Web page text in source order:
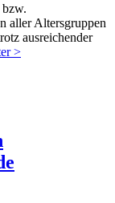
aller Altersgruppen
ausreichender
>